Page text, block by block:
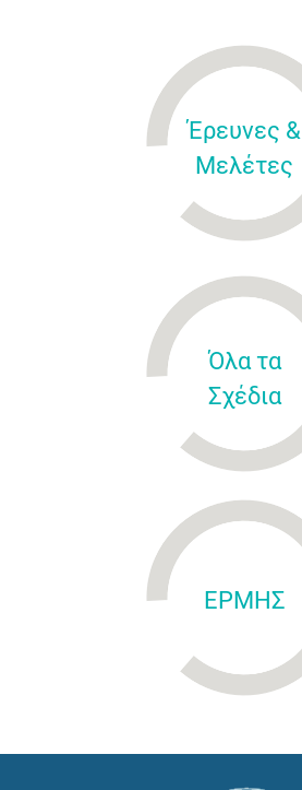
Έρευνες &
Μελέτες
Όλα τα
Σχέδια
ΕΡΜΗΣ